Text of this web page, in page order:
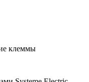
клеммы